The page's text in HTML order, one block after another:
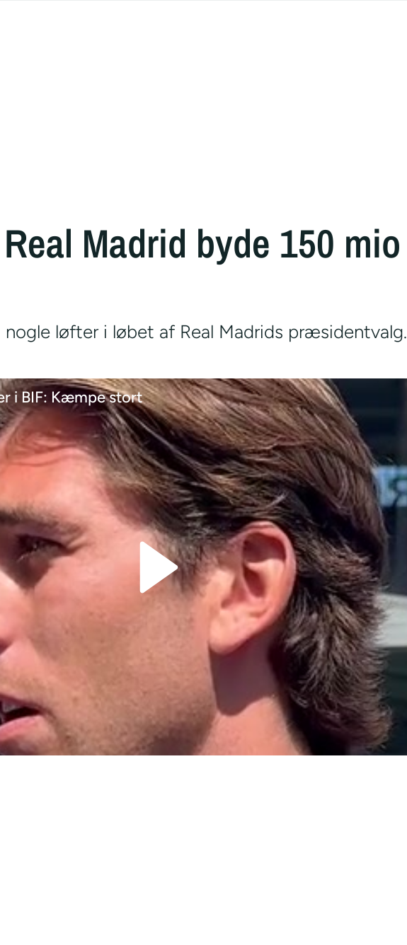
Madrid byde 150 mio
nogle løfter i løbet af Real Madrids præsidentvalg.
i BIF: Kæmpe stort